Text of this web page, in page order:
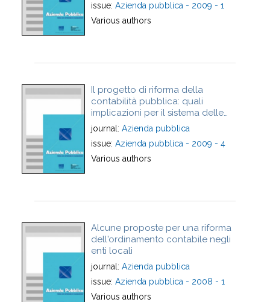
issue: Azienda pubblica - 2009 - 1
Various authors
Il progetto di riforma della
contabilità pubblica: quali
implicazioni per il sistema delle
amministrazioni pubbliche?
journal: Azienda pubblica
issue: Azienda pubblica - 2009 - 4
Various authors
Alcune proposte per una riforma
dell'ordinamento contabile negli
enti locali
journal: Azienda pubblica
issue: Azienda pubblica - 2008 - 1
Various authors